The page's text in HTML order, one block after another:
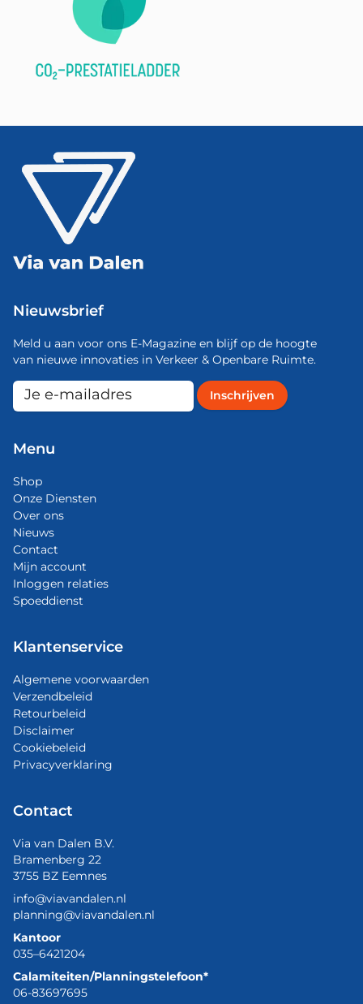
Nieuwsbrief
Meld u aan voor ons E-Magazine en blijf op de hoogte
van nieuwe innovaties in Verkeer & Openbare Ruimte.
Menu
Shop
Onze Diensten
Over ons
Nieuws
Contact
Mijn account
Inloggen relaties
Spoeddienst
Klantenservice
Algemene voorwaarden
Verzendbeleid
Retourbeleid
Disclaimer
Cookiebeleid
Privacyverklaring
Contact
Via van Dalen B.V.
Bramenberg 22
3755 BZ Eemnes
info@viavandalen.nl
planning@viavandalen.nl
Kantoor
035–6421204
Calamiteiten/Planningstelefoon*
06-83697695